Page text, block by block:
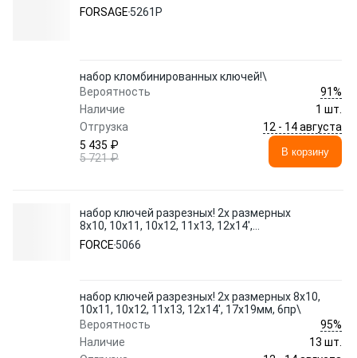
FORSAGE 5261P
набор кломбинированных ключей!\
Вероятность
91%
Наличие
1 шт.
Отгрузка
12 - 14 августа
5 435 ₽
5 721 ₽
В корзину
набор ключей разрезных! 2х размерных
8х10, 10х11, 10х12, 11х13, 12х14',
17х19мм, 6пр\
FORCE 5066
набор ключей разрезных! 2х размерных 8х10,
10х11, 10х12, 11х13, 12х14', 17х19мм, 6пр\
Вероятность
95%
Наличие
13 шт.